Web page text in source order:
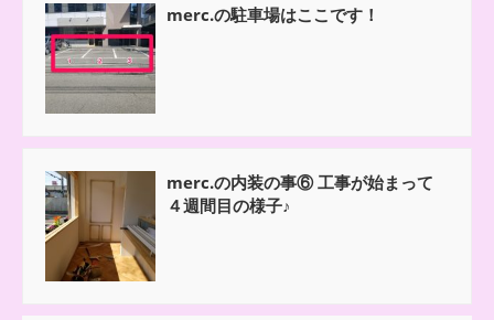
merc.の駐車場はここです！
merc.の内装の事⑥ 工事が始まって
４週間目の様子♪